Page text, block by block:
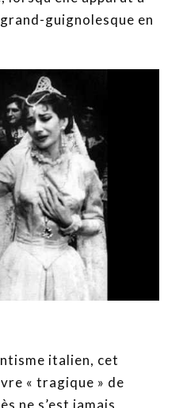
guignolesque en
italien, cet
« tragique » de